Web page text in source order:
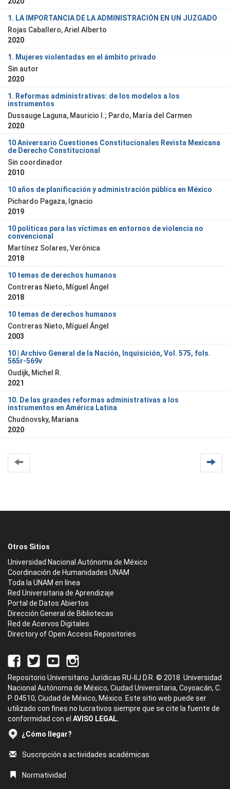
1. LA IMPORTANCIA DE LA ADMINISTRACIÓN EN UN JUZGADO
Rojas Caballero, Ariel Alberto
2020
1. Mujeres violentadas en el ámbito privado
Sin autor
2020
1. Reformas administrativas: de los modelos a los
instrumentos
Dussauge Laguna, Mauricio I.; Pardo, María del Carmen
2020
10 Aniversario Cuestiones Constitucionales Revista Mexicana
de Derecho Constitucional
Sin coordinador
2010
10 años de planificación y administración pública en México
Pichardo Pagaza, Ignacio
2019
10 políticas para las víctimas en entornos de violencia no
convencional
Martínez Solares, Verónica
2018
10 temas de derechos humanos
Contreras Nieto, Míguel Ángel
2018
10 temas de derechos humanos
Contreras Nieto, Míguel Ángel
2003
10 | Archivo General de la Nación, Inquisición, Vol. 575, fols.
565r-569v
Oudijk, Michel R.
2021
10. De las grandes reformas administrativas a los
instrumentos en América Latina
Chudnovsky, Mariana
2020
Otros Sitios
Universidad Nacional Autónoma de México
Coordinación de Humanidades UNAM
Toda la UNAM en línea
Red Universitaria de Aprendizaje
Portal de Datos Abiertos
Dirección General de Bibliotecas
Red de Acervos Digitales
Directory of Open Access Repositories
Repositorio Universitario Jurídicas RU-IIJ D.R. © 2018. Universidad
Nacional Autónoma de México, Ciudad Universitaria, Coyoacán, C.
P. 04510, Ciudad de México, México. Este sitio web puede ser
utilizado con fines no lucrativos siempre que se cite la fuente de
conformidad con el AVISO LEGAL.
¿Cómo llegar?
Suscripción a actividades académicas
Normatividad